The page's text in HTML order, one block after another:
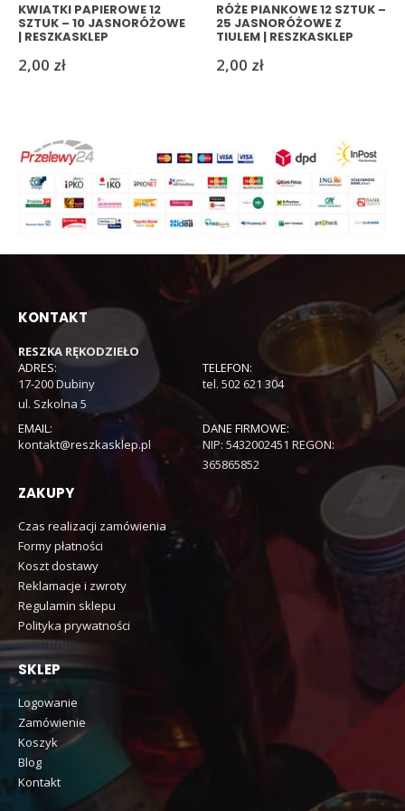
KWIATKI PAPIEROWE 12
SZTUK – 10 JASNORÓŻOWE
| RESZKASKLEP
2,00 zł
RÓŻE PIANKOWE 12 SZTUK –
25 JASNORÓŻOWE Z
TIULEM | RESZKASKLEP
2,00 zł
KONTAKT
RESZKA RĘKODZIEŁO
ADRES:
17-200 Dubiny
ul. Szkolna 5
TELEFON:
tel. 502 621 304
EMAIL:
kontakt@reszkasklep.pl
DANE FIRMOWE:
NIP: 5432002451 REGON:
365865852
ZAKUPY
Czas realizacji zamówienia
Formy płatności
Koszt dostawy
Reklamacje i zwroty
Regulamin sklepu
Polityka prywatności
SKLEP
Logowanie
Zamówienie
Koszyk
Blog
Kontakt